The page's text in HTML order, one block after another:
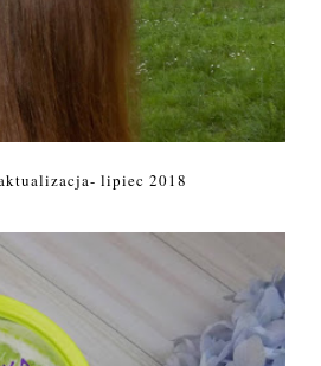
lipiec 2018